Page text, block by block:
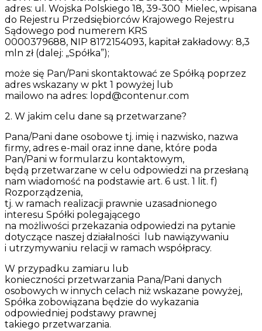
adres: ul. Wojska Polskiego 18, 39-300
Mielec, wpisana
do Rejestru Przedsiębiorców Krajowego Rejestru
Sądowego pod numerem KRS
0000379688, NIP 8172154093, kapitał zakładowy: 8,3
mln zł (dalej: „Spółka”);
może się Pan/Pani skontaktować ze Spółką poprzez
adres wskazany w pkt 1 powyżej lub
mailowo na adres: lopd@contenur.com
2. W jakim celu dane są przetwarzane?
Pana/Pani dane osobowe tj. imię i nazwisko, nazwa
firmy, adres e-mail oraz inne dane, które poda
Pan/Pani w formularzu kontaktowym,
będą przetwarzane w celu odpowiedzi na przesłaną
nam wiadomość na podstawie art. 6 ust. 1 lit. f)
Rozporządzenia,
tj. w ramach realizacji prawnie uzasadnionego
interesu Spółki polegającego
na możliwości przekazania odpowiedzi na pytanie
dotyczące naszej działalności lub nawiązywaniu
i utrzymywaniu relacji w ramach współpracy.
W przypadku zamiaru lub
konieczności przetwarzania Pana/Pani danych
osobowych w innych celach niż wskazane powyżej,
Spółka zobowiązana będzie do wykazania
odpowiedniej podstawy prawnej
takiego przetwarzania.